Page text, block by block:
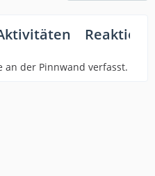
an der Pinnwand verfasst.